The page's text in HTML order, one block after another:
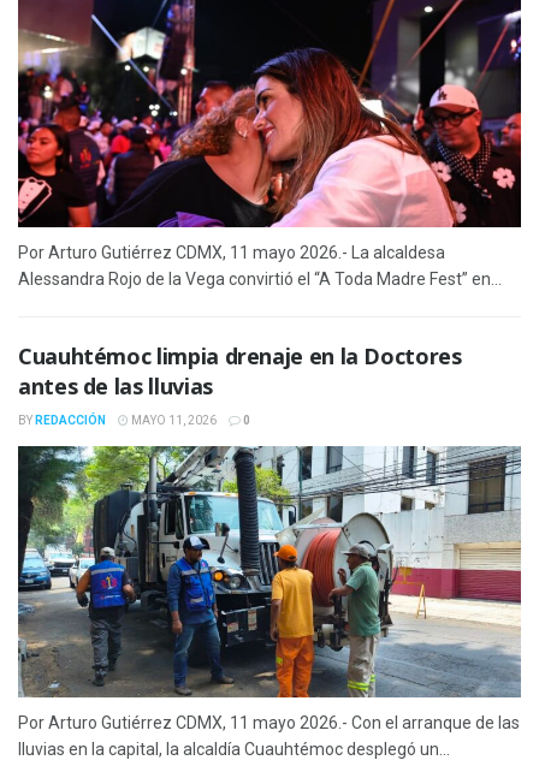
Por Arturo Gutiérrez CDMX, 11 mayo 2026.- La alcaldesa
Alessandra Rojo de la Vega convirtió el “A Toda Madre Fest” en...
Cuauhtémoc limpia drenaje en la Doctores
antes de las lluvias
BY REDACCIÓN MAYO 11, 2026 0
Por Arturo Gutiérrez CDMX, 11 mayo 2026.- Con el arranque de las
lluvias en la capital, la alcaldía Cuauhtémoc desplegó un...